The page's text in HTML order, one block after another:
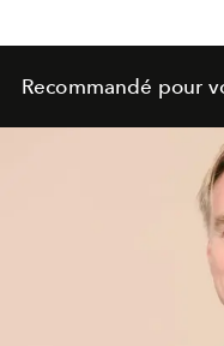
Recommandé pour